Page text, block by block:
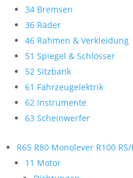
34 Bremsen
36 Räder
46 Rahmen & Verkleidung
51 Spiegel & Schlösser
52 Sitzbank
61 Fahrzeugelektrik
62 Instrumente
63 Scheinwerfer
R65 R80 Monolever R100
11 Motor